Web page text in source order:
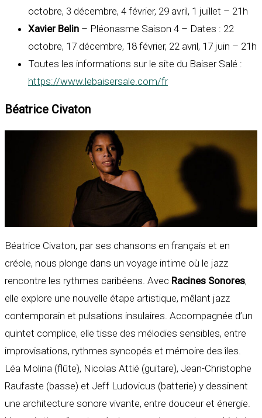
octobre, 3 décembre, 4 février, 29 avril, 1 juillet – 21h
Xavier Belin – Pléonasme Saison 4 – Dates : 22
octobre, 17 décembre, 18 février, 22 avril, 17 juin – 21h
Toutes les informations sur le site du Baiser Salé :
https://www.lebaisersale.com/fr
Béatrice Civaton
Béatrice Civaton, par ses chansons en français et en
créole, nous plonge dans un voyage intime où le jazz
rencontre les rythmes caribéens. Avec Racines Sonores,
elle explore une nouvelle étape artistique, mêlant jazz
contemporain et pulsations insulaires. Accompagnée d’un
quintet complice, elle tisse des mélodies sensibles, entre
improvisations, rythmes syncopés et mémoire des îles.
Léa Molina (flûte), Nicolas Attié (guitare), Jean-Christophe
Raufaste (basse) et Jeff Ludovicus (batterie) y dessinent
une architecture sonore vivante, entre douceur et énergie.